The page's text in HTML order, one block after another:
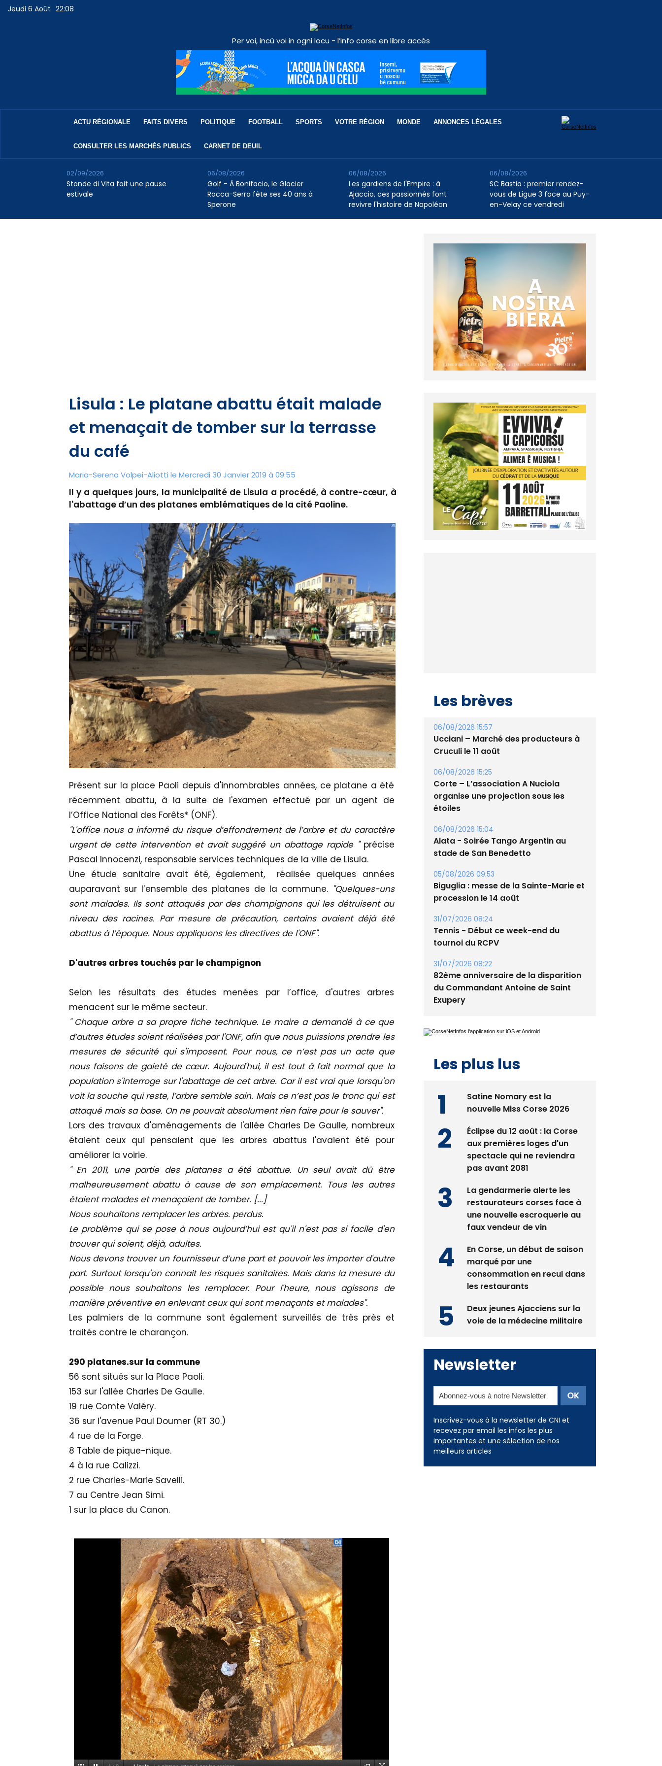
Jeudi 6 Août 22:08
Per voi, incù voi in ogni locu - l’info corse en libre accès
ACTU RÉGIONALE FAITS DIVERS POLITIQUE FOOTBALL SPORTS VOTRE RÉGION MONDE ANNONCES LÉGALES
CONSULTER LES MARCHÉS PUBLICS CARNET DE DEUIL
Stonde di Vita fait une pause
estivale
02/09/2026
Golf - À Bonifacio, le Glacier
Rocca-Serra fête ses 40 ans à
Sperone
06/08/2026
Les gardiens de l'Empire : à
Ajaccio, ces passionnés font
revivre l'histoire de Napoléon
06/08/2026
SC Bastia : premier rendez-
vous de Ligue 3 face au Puy-
en-Velay ce vendredi
06/08/2026
Lisula : Le platane abattu était malade
et menaçait de tomber sur la terrasse
du café
Maria-Serena Volpei-Aliotti le Mercredi 30 Janvier 2019 à 09:55
Il y a quelques jours, la municipalité de Lisula a procédé, à contre-cœur, à
l'abattage d’un des platanes emblématiques de la cité Paoline.
Présent sur la place Paoli depuis d'innombrables années, ce platane a été
récemment abattu, à la suite de l'examen effectué par un agent de
l’Office National des Forêts* (ONF).
"L'office nous a informé du risque d’effondrement de l’arbre et du caractère
urgent de cette intervention et avait suggéré un abattage rapide "précise
Pascal Innocenzi, responsable services techniques de la ville de Lisula.
Une étude sanitaire avait été, également, réalisée quelques années
auparavant sur l’ensemble des platanes de la commune. "Quelques-uns
sont malades. Ils sont attaqués par des champignons qui les détruisent au
niveau des racines. Par mesure de précaution, certains avaient déjà été
abattus à l’époque. Nous appliquons les directives de l'ONF".
D'autres arbres touchés par le champignon
Selon les résultats des études menées par l’office, d'autres arbres
menacent sur le même secteur.
" Chaque arbre a sa propre fiche technique. Le maire a demandé à ce que
d’autres études soient réalisées par l'ONF, afin que nous puissions prendre les
mesures de sécurité qui s'imposent. Pour nous, ce n’est pas un acte que
nous faisons de gaieté de cœur. Aujourd'hui, il est tout à fait normal que la
population s'interroge sur l'abattage de cet arbre. Car il est vrai que lorsqu'on
voit la souche qui reste, l’arbre semble sain. Mais ce n’est pas le tronc qui est
attaqué mais sa base. On ne pouvait absolument rien faire pour le sauver".
Lors des travaux d'aménagements de l'allée Charles De Gaulle, nombreux
étaient ceux qui pensaient que les arbres abattus l'avaient été pour
améliorer la voirie.
" En 2011, une partie des platanes a été abattue. Un seul avait dû être
malheureusement abattu à cause de son emplacement. Tous les autres
étaient malades et menaçaient de tomber. [...]
Nous souhaitons remplacer les arbres. perdus.
Le problème qui se pose à nous aujourd’hui est qu'il n'est pas si facile d'en
trouver qui soient, déjà, adultes.
Nous devons trouver un fournisseur d’une part et pouvoir les importer d'autre
part. Surtout lorsqu'on connait les risques sanitaires. Mais dans la mesure du
possible nous souhaitons les remplacer. Pour l'heure, nous agissons de
manière préventive en enlevant ceux qui sont menaçants et malades".
Les palmiers de la commune sont également surveillés de très près et
traités contre le charançon.
290 platanes.sur la commune
56 sont situés sur la Place Paoli.
153 sur l'allée Charles De Gaulle.
19 rue Comte Valéry.
36 sur l'avenue Paul Doumer (RT 30.)
4 rue de la Forge.
8 Table de pique-nique.
4 à la rue Calizzi.
2 rue Charles-Marie Savelli.
7 au Centre Jean Simi.
1 sur la place du Canon.
Les brèves
06/08/2026 15:57
Ucciani – Marché des producteurs à
Cruculi le 11 août
06/08/2026 15:25
Corte – L’association A Nuciola
organise une projection sous les
étoiles
06/08/2026 15:04
Alata - Soirée Tango Argentin au
stade de San Benedetto
05/08/2026 09:53
Biguglia : messe de la Sainte-Marie et
procession le 14 août
31/07/2026 08:24
Tennis - Début ce week-end du
tournoi du RCPV
31/07/2026 08:22
82ème anniversaire de la disparition
du Commandant Antoine de Saint
Exupery
Les plus lus
Satine Nomary est la
nouvelle Miss Corse 2026
Éclipse du 12 août : la Corse
aux premières loges d'un
spectacle qui ne reviendra
pas avant 2081
La gendarmerie alerte les
restaurateurs corses face à
une nouvelle escroquerie au
faux vendeur de vin
En Corse, un début de saison
marqué par une
consommation en recul dans
les restaurants
Deux jeunes Ajacciens sur la
voie de la médecine militaire
Newsletter
Inscrivez-vous à la newsletter de CNI et
recevez par email les infos les plus
importantes et une sélection de nos
meilleurs articles